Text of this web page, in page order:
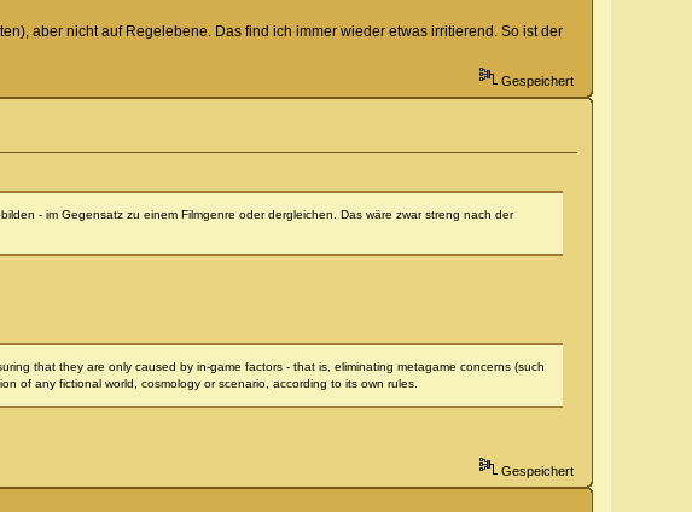
aber nicht auf Regelebene. Das find ich immer wieder etwas irritierend. So ist der
Gespeichert
- im Gegensatz zu einem Filmgenre oder dergleichen. Das wäre zwar streng nach der
that they are only caused by in-game factors - that is, eliminating metagame concerns (such
of any fictional world, cosmology or scenario, according to its own rules.
Gespeichert